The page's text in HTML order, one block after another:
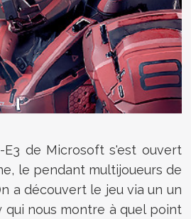
de Microsoft s'est ouvert
le pendant multijoueurs de
a découvert le jeu via un un
qui nous montre à quel point